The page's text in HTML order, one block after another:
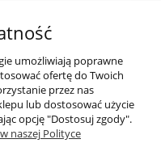
umożliwiają poprawne
ofertę do Twoich
przez nas
lub dostosować użycie
opcję "Dostosuj zgody".
naszej Polityce